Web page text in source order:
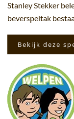
Stanley Stekker
beverspeltak
Bekijk deze